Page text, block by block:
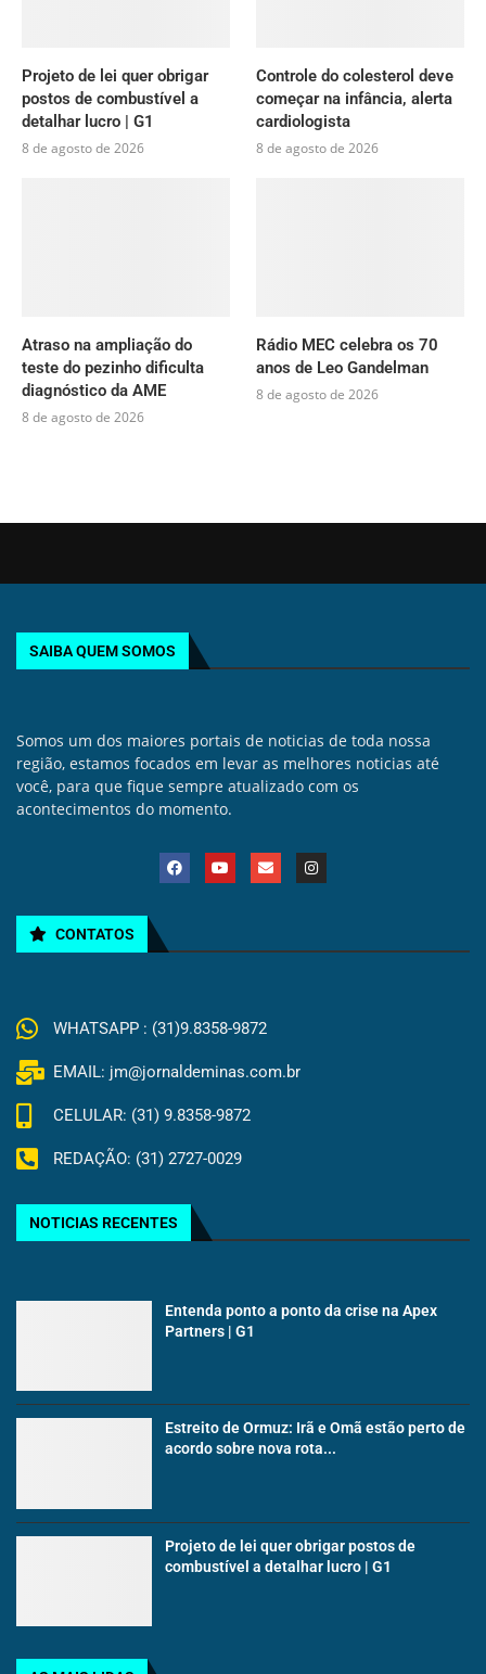
Projeto de lei quer obrigar
postos de combustível a
detalhar lucro | G1
8 de agosto de 2026
Controle do colesterol deve
começar na infância, alerta
cardiologista
8 de agosto de 2026
Atraso na ampliação do
teste do pezinho dificulta
diagnóstico da AME
8 de agosto de 2026
Rádio MEC celebra os 70
anos de Leo Gandelman
8 de agosto de 2026
SAIBA QUEM SOMOS
Somos um dos maiores portais de noticias de toda nossa
região, estamos focados em levar as melhores noticias até
você, para que fique sempre atualizado com os
acontecimentos do momento.
CONTATOS
WHATSAPP : (31)9.8358-9872
EMAIL: jm@jornaldeminas.com.br
CELULAR: (31) 9.8358-9872
REDAÇÃO: (31) 2727-0029
NOTICIAS RECENTES
Entenda ponto a ponto da crise na Apex
Partners | G1
Estreito de Ormuz: Irã e Omã estão perto de
acordo sobre nova rota...
Projeto de lei quer obrigar postos de
combustível a detalhar lucro | G1